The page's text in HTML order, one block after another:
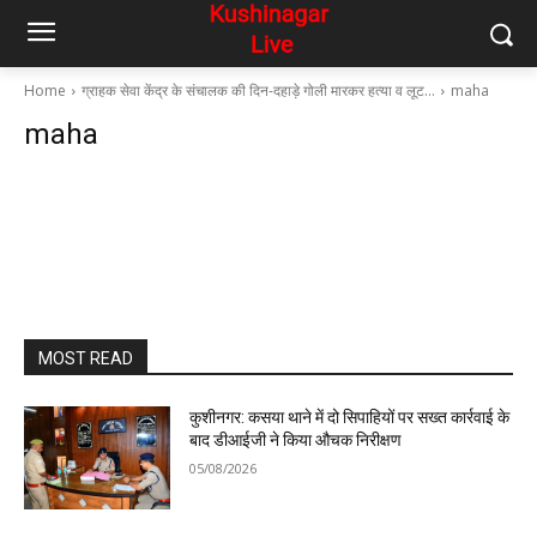
Home ग्राहक सेवा केंद्र के संचालक की दिन-दहाड़े गोली मारकर हत्या व लूट… maha
maha
MOST READ
कुशीनगर: कसया थाने में दो सिपाहियों पर सख्त कार्रवाई के
बाद डीआईजी ने किया औचक निरीक्षण
05/08/2026